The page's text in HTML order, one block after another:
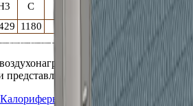
C КППС 2КППС 3
1180 43.0 64.8
марки КСк,
в соответствующих
Калориферы ТВВКалориферы КП